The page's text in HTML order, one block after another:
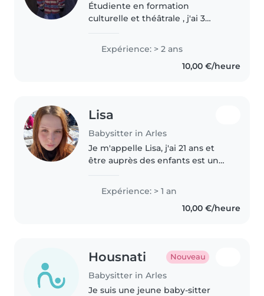
Étudiente en formation
culturelle et théâtrale , j'ai 3
de m'occuper. Depuis 2 étés je
travaille dans les centres aérés et
notamment avec les enfants..
Expérience: > 2 ans
10,00 €/heure
Lisa
Babysitter in Arles
Je m'appelle Lisa, j'ai 21 ans et
être auprès des enfants est un
m'orienter vers une carrière en
petite enfance, je me ferai un
plaisir de garder vos enfants...
Expérience: > 1 an
10,00 €/heure
Housnati Nouveau
Babysitter in Arles
Je suis une jeune baby-sitter